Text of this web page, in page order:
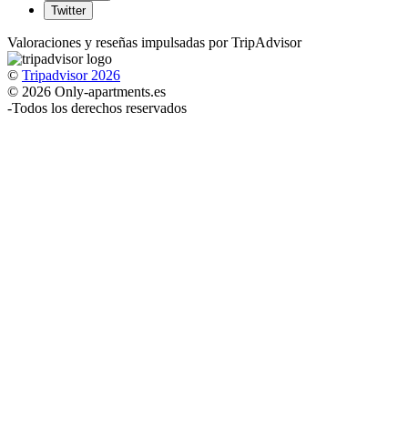
Twitter
Valoraciones y reseñas impulsadas por TripAdvisor
© Tripadvisor 2026
© 2026 Only-apartments.es
-Todos los derechos reservados